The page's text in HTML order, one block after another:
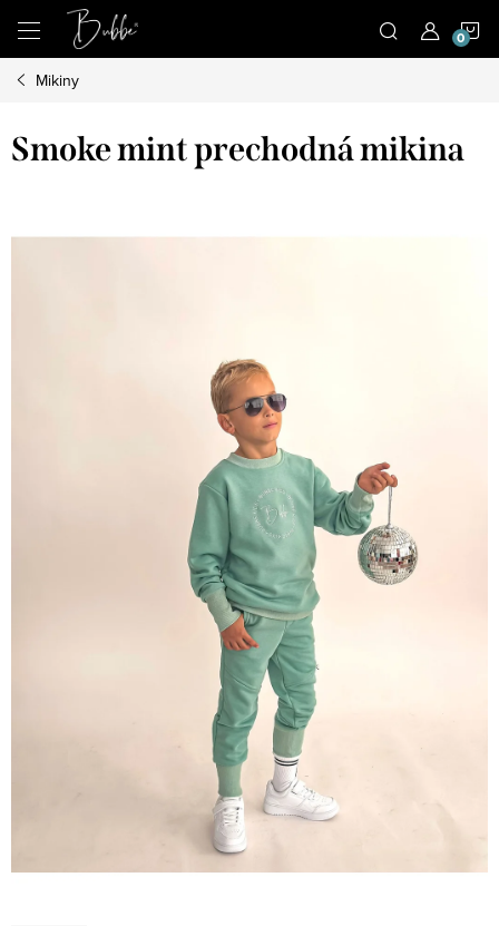
obsah
Mikiny
Smoke mint prechodná mikina